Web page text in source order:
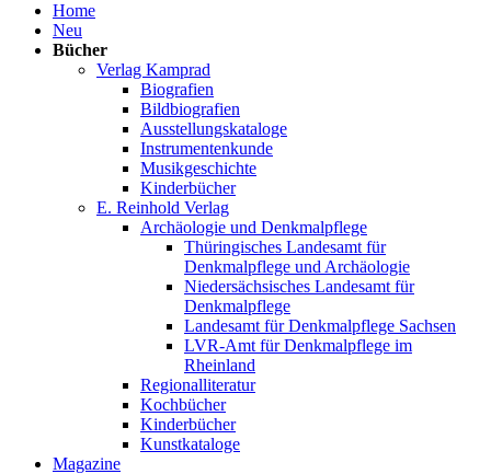
Home
Neu
Bücher
Verlag Kamprad
Biografien
Bildbiografien
Ausstellungskataloge
Instrumentenkunde
Musikgeschichte
Kinderbücher
E. Reinhold Verlag
Archäologie und Denkmalpflege
Thüringisches Landesamt für
Denkmalpflege und Archäologie
Niedersächsisches Landesamt für
Denkmalpflege
Landesamt für Denkmalpflege Sachsen
LVR-Amt für Denkmalpflege im
Rheinland
Regionalliteratur
Kochbücher
Kinderbücher
Kunstkataloge
Magazine